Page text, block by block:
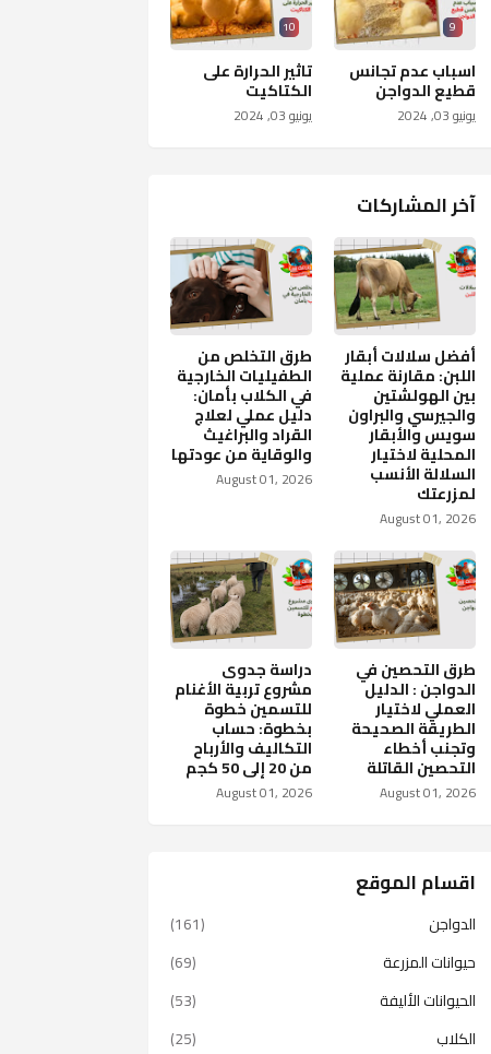
9
اسباب عدم تجانس
قطيع الدواجن
يونيو 03, 2024
10
تاثير الحرارة على
الكتاكيت
يونيو 03, 2024
آخر المشاركات
أفضل سلالات أبقار
اللبن: مقارنة عملية
بين الهولشتين
والجيرسي والبراون
سويس والأبقار
المحلية لاختيار
السلالة الأنسب
لمزرعتك
August 01, 2026
طرق التخلص من
الطفيليات الخارجية
في الكلاب بأمان:
دليل عملي لعلاج
القراد والبراغيث
والوقاية من عودتها
August 01, 2026
طرق التحصين في
الدواجن : الدليل
العملي لاختيار
الطريقة الصحيحة
وتجنب أخطاء
التحصين القاتلة
August 01, 2026
دراسة جدوى
مشروع تربية الأغنام
للتسمين خطوة
بخطوة: حساب
التكاليف والأرباح
من 20 إلى 50 كجم
August 01, 2026
اقسام الموقع
الدواجن
(161)
حيوانات المزرعة
(69)
الحيوانات الأليفة
(53)
الكلاب
(25)